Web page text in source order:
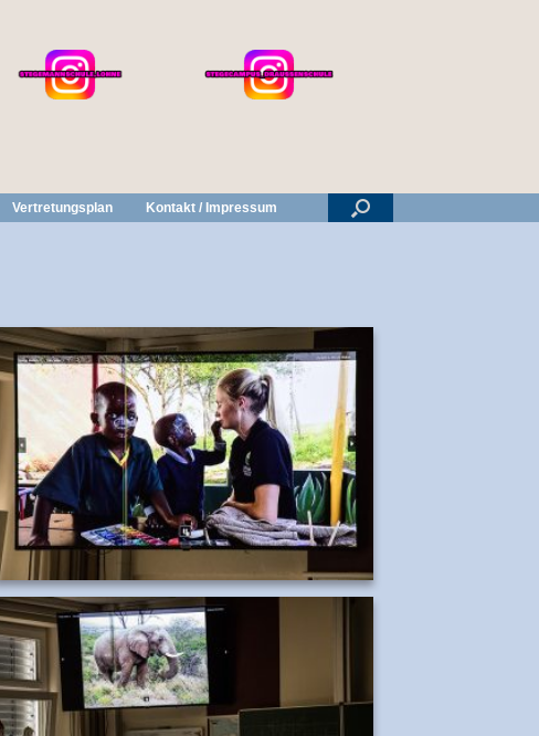
Vertretungsplan Kontakt / Impressum